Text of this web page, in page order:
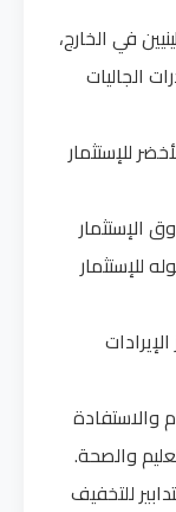
في الخارج،
الجاليات
للإستثمار
الإستثمار
للإستثمار
والاستفادة
والصحة.
للتخفيف